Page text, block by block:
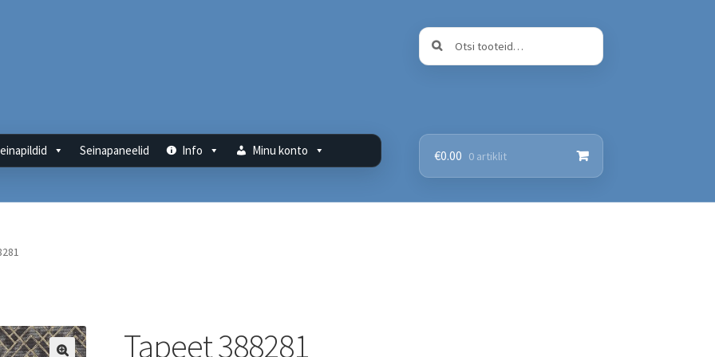
Otsi:
Otsi
Seinapaneelid Info Minu konto €0.00 0 artiklit
Tapeet 388281